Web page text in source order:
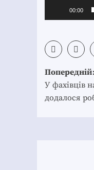
00:00
Post
Попередній:
У фахівців
додалося